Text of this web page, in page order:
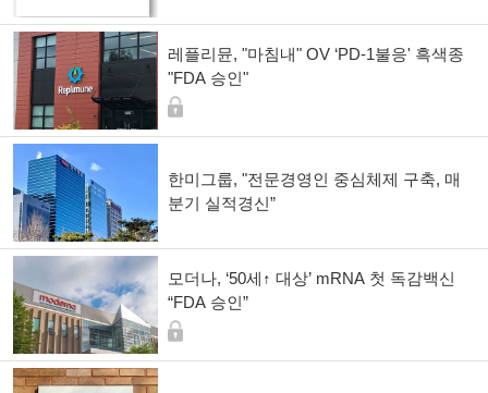
레플리뮨, "마침내" OV ‘PD-1불응' 흑색종
"FDA 승인"
한미그룹, "전문경영인 중심체제 구축, 매
분기 실적경신”
모더나, ‘50세↑ 대상’ mRNA 첫 독감백신
“FDA 승인”